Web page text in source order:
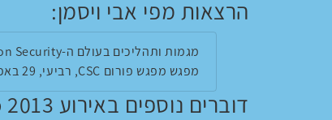
הרצאות מפי אבי ויסמן:
מגמות ותהליכים בעולם ה-Application Security
מפגש מפגש פורום CSC, רביעי, 29 באפריל 2015, 09:00
דוברים נוספים באירוע Drp 2013